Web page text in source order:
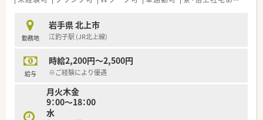
勤務地
岩手県 北上市
江釣子駅 (JR北上線)
給与
時給2,200円～2,500円
※ご経験により優遇
月火木金
9：00～18：00
水